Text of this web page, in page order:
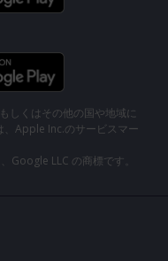
くはその他の国や地域に
Apple Inc.のサービスマー
LLC の商標です。